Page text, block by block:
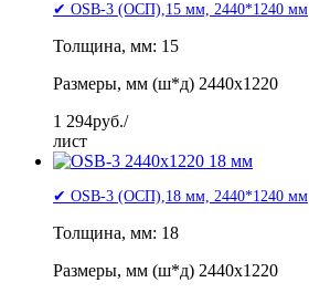
✔ OSB-3 (ОСП),15 мм, 2440*1240 мм
Толщина, мм: 15
Размеры, мм (ш*д) 2440x1220
1 294руб./
лист
✔ OSB-3 (ОСП),18 мм, 2440*1240 мм
Толщина, мм: 18
Размеры, мм (ш*д) 2440x1220